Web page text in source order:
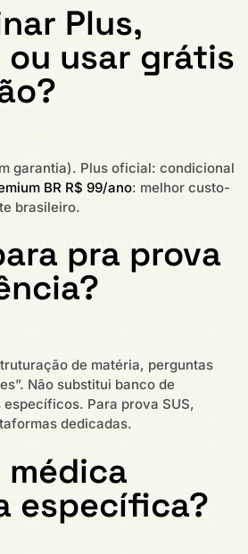
Plus,
ou usar grátis
garantia). Plus oficial: condicional
BR R$ 99/ano: melhor custo-
brasileiro.
pra prova
de matéria, perguntas
Não substitui banco de
Para prova SUS,
dedicadas.
médica
específica?